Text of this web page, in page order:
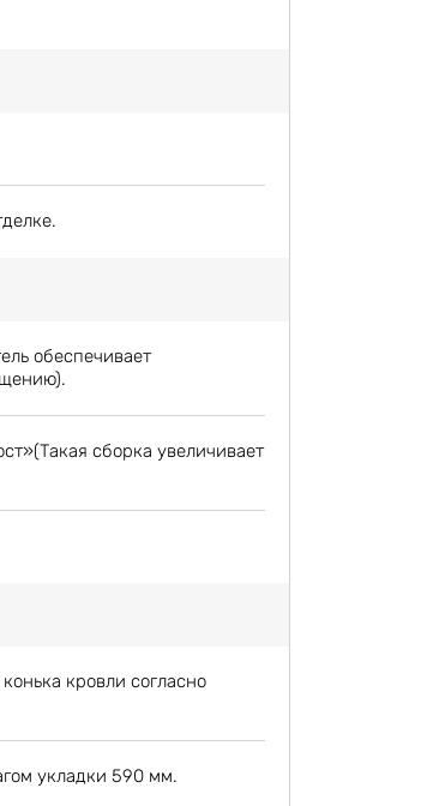
обеспечивает
сборка увеличивает
кровли согласно
укладки 590 мм.